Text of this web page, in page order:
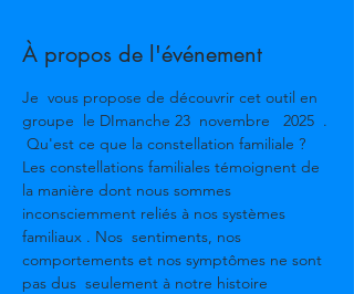
À propos de l'événement
Je  vous propose de découvrir cet outil en
groupe  le DImanche 23  novembre   2025  .
Qu'est ce que la constellation familiale ?
Les constellations familiales témoignent de
la manière dont nous sommes
inconsciemment reliés à nos systèmes
familiaux . Nos  sentiments, nos
comportements et nos symptômes ne sont
pas dus  seulement à notre histoire